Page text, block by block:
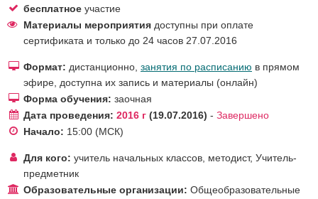
бесплатное участие
Материалы мероприятия доступны при оплате
сертификата и только до 24 часов 27.07.2016
Формат: дистанционно, занятия по расписанию в прямом
эфире, доступна их запись и материалы (онлайн)
Форма обучения: заочная
Дата проведения: 2016 г 19.07.2016 - Завершено
Начало: 15:00 (МСК)
Для кого: учитель начальных классов, методист, Учитель-
предметник
Образовательные организации: Общеобразовательные